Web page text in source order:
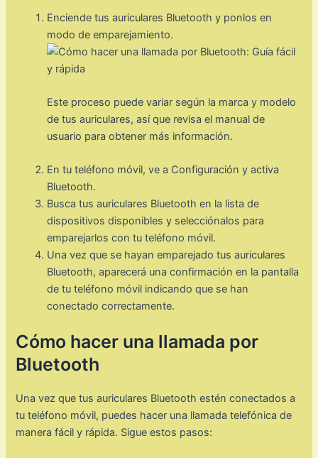
Enciende tus auriculares Bluetooth y ponlos en
modo de emparejamiento.
Este proceso puede variar según la marca y modelo
de tus auriculares, así que revisa el manual de
usuario para obtener más información.
En tu teléfono móvil, ve a Configuración y activa
Bluetooth.
Busca tus auriculares Bluetooth en la lista de
dispositivos disponibles y selecciónalos para
emparejarlos con tu teléfono móvil.
Una vez que se hayan emparejado tus auriculares
Bluetooth, aparecerá una confirmación en la pantalla
de tu teléfono móvil indicando que se han
conectado correctamente.
Cómo hacer una llamada por
Bluetooth
Una vez que tus auriculares Bluetooth estén conectados a
tu teléfono móvil, puedes hacer una llamada telefónica de
manera fácil y rápida. Sigue estos pasos: